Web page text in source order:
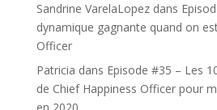
Sandrine VarelaLopezdans
dynamique gagnante quand on
Officer
Patricia dans Episode #35 – Les
de Chief Happiness Officer pour